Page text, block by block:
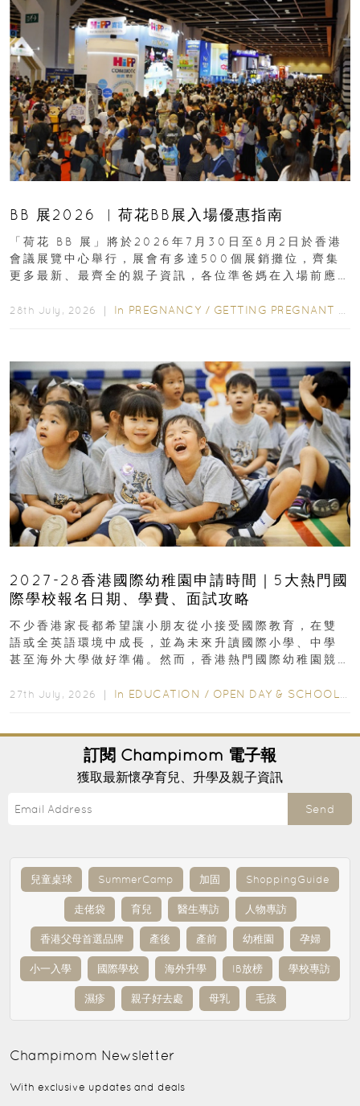
BB 展2026 ︳荷花BB展入場優惠指南
「荷花 BB 展」將於2026年7月30日至8月2日於香港
會議展覽中心舉行，展會有多達500個展銷攤位，齊集
更多最新、最齊全的親子資訊，各位準爸媽在入場前應
28th July, 2026 ｜ In PREGNANCY / GETTING PREGNANT
2027-28香港國際幼稚園申請時間｜5大熱門國
際學校報名日期、學費、面試攻略
不少香港家長都希望讓小朋友從小接受國際教育，在雙
語或全英語環境中成長，並為未來升讀國際小學、中學
甚至海外大學做好準備。然而，香港熱門國際幼稚園競
27th July, 2026 ｜ In EDUCATION / OPEN DAY & SCHOOL EVENTS
訂閱 Champimom 電子報
獲取最新懷孕育兒、升學及親子資訊
Send
兒童桌球 SummerCamp 加固 ShoppingGuide
走佬袋 育兒 醫生專訪 人物專訪
香港父母首選品牌 產後 產前 幼稚園 孕婦
小一入學 國際學校 海外升學 IB放榜 學校專訪
濕疹 親子好去處 母乳 毛孩
Champimom Newsletter
With exclusive updates and deals